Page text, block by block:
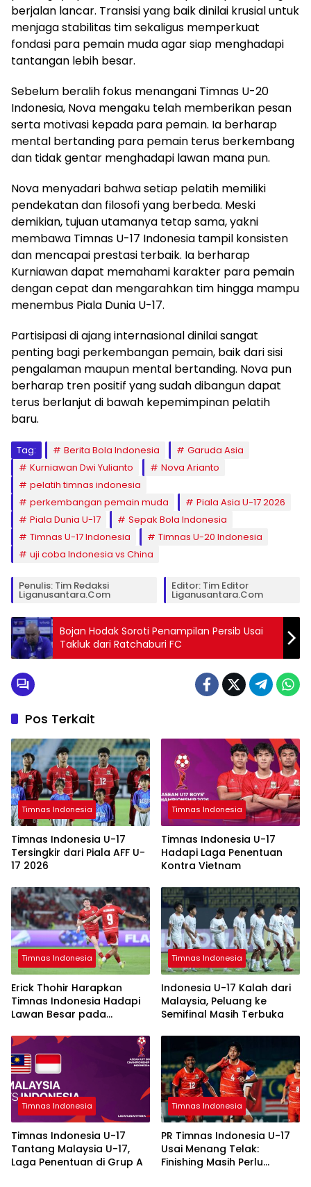
berjalan lancar. Transisi yang baik dinilai krusial untuk
menjaga stabilitas tim sekaligus memperkuat
fondasi para pemain muda agar siap menghadapi
tantangan lebih besar.
Sebelum beralih fokus menangani Timnas U-20
Indonesia, Nova mengaku telah memberikan pesan
serta motivasi kepada para pemain. Ia berharap
mental bertanding para pemain terus berkembang
dan tidak gentar menghadapi lawan mana pun.
Nova menyadari bahwa setiap pelatih memiliki
pendekatan dan filosofi yang berbeda. Meski
demikian, tujuan utamanya tetap sama, yakni
membawa Timnas U-17 Indonesia tampil konsisten
dan mencapai prestasi terbaik. Ia berharap
Kurniawan dapat memahami karakter para pemain
dengan cepat dan mengarahkan tim hingga mampu
menembus Piala Dunia U-17.
Partisipasi di ajang internasional dinilai sangat
penting bagi perkembangan pemain, baik dari sisi
pengalaman maupun mental bertanding. Nova pun
berharap tren positif yang sudah dibangun dapat
terus berlanjut di bawah kepemimpinan pelatih
baru.
Tag: Berita Bola Indonesia
Garuda Asia
Kurniawan Dwi Yulianto
Nova Arianto
pelatih timnas indonesia
perkembangan pemain muda
Piala Asia U-17 2026
Piala Dunia U-17
Sepak Bola Indonesia
Timnas U-17 Indonesia
Timnas U-20 Indonesia
uji coba Indonesia vs China
Penulis: Tim Redaksi
Liganusantara.com
Editor: Tim Editor
Liganusantara.com
Bojan Hodak Soroti Penampilan Persib Usai
Takluk dari Ratchaburi FC
Pos Terkait
Timnas Indonesia
Timnas Indonesia U-17
Tersingkir dari Piala AFF U-
17 2026
Timnas Indonesia
Timnas Indonesia U-17
Hadapi Laga Penentuan
Kontra Vietnam
Timnas Indonesia
Erick Thohir Harapkan
Timnas Indonesia Hadapi
Lawan Besar pada
Timnas Indonesia
Indonesia U-17 Kalah dari
Malaysia, Peluang ke
Semifinal Masih Terbuka
Timnas Indonesia
Timnas Indonesia U-17
Tantang Malaysia U-17,
Laga Penentuan di Grup A
Timnas Indonesia
PR Timnas Indonesia U-17
Usai Menang Telak:
Finishing Masih Perlu